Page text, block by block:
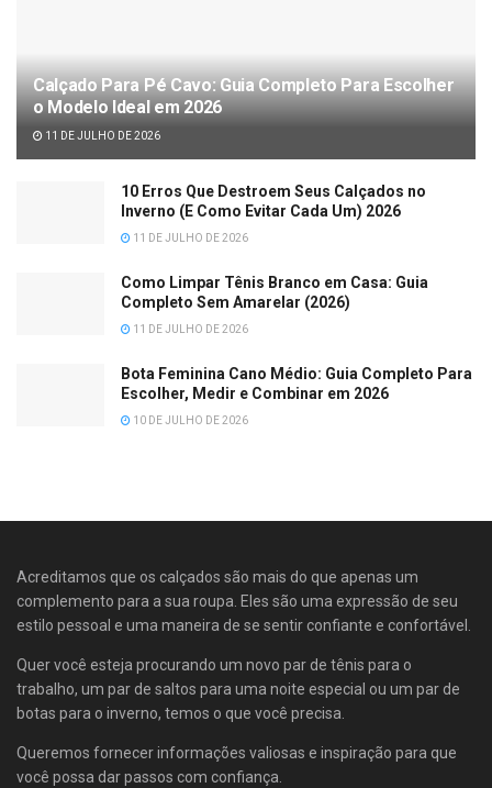
Calçado Para Pé Cavo: Guia Completo Para Escolher
o Modelo Ideal em 2026
11 DE JULHO DE 2026
10 Erros Que Destroem Seus Calçados no
Inverno (E Como Evitar Cada Um) 2026
11 DE JULHO DE 2026
Como Limpar Tênis Branco em Casa: Guia
Completo Sem Amarelar (2026)
11 DE JULHO DE 2026
Bota Feminina Cano Médio: Guia Completo Para
Escolher, Medir e Combinar em 2026
10 DE JULHO DE 2026
Acreditamos que os calçados são mais do que apenas um
complemento para a sua roupa. Eles são uma expressão de seu
estilo pessoal e uma maneira de se sentir confiante e confortável.
Quer você esteja procurando um novo par de tênis para o
trabalho, um par de saltos para uma noite especial ou um par de
botas para o inverno, temos o que você precisa.
Queremos fornecer informações valiosas e inspiração para que
você possa dar passos com confiança.